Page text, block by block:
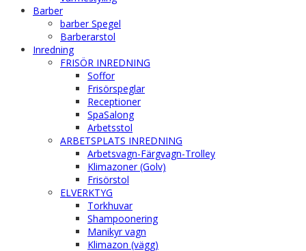
Barber
barber Spegel
Barberarstol
Inredning
FRISÖR INREDNING
Soffor
Frisörspeglar
Receptioner
SpaSalong
Arbetsstol
ARBETSPLATS INREDNING
Arbetsvagn-Färgvagn-Trolley
Klimazoner (Golv)
Frisörstol
ELVERKTYG
Torkhuvar
Shampoonering
Manikyr vagn
Klimazon (vägg)